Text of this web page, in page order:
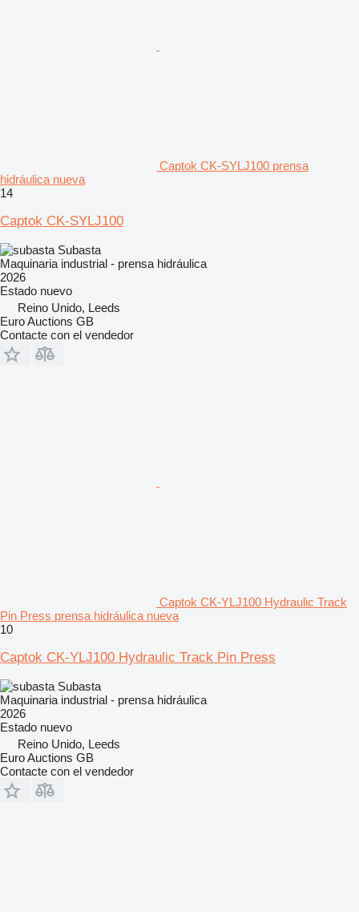
Captok CK-SYLJ100 prensa
hidráulica nueva
14
Captok CK-SYLJ100
Subasta
Maquinaria industrial - prensa hidráulica
2026
Estado nuevo
Reino Unido, Leeds
Euro Auctions GB
Contacte con el vendedor
Captok CK-YLJ100 Hydraulic Track
Pin Press prensa hidráulica nueva
10
Captok CK-YLJ100 Hydraulic Track Pin Press
Subasta
Maquinaria industrial - prensa hidráulica
2026
Estado nuevo
Reino Unido, Leeds
Euro Auctions GB
Contacte con el vendedor